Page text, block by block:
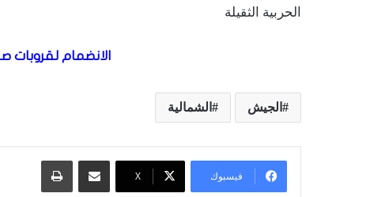
الحربية الثقيلة
الانضمام لقروبات
الجيش الشمالية
فيسبوك X
مشاركة عبر البريد طباعة